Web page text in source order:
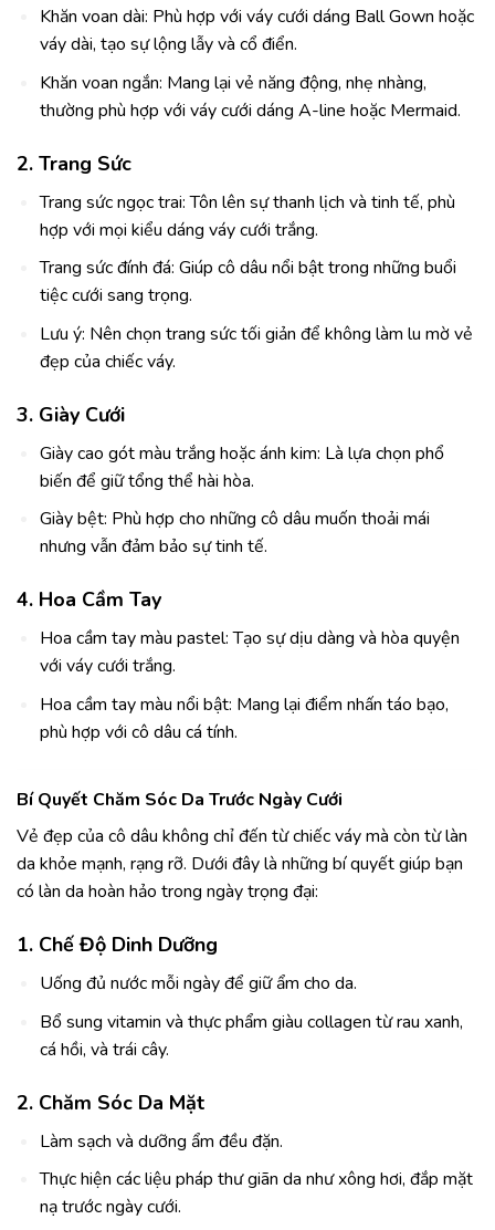
Khăn voan dài: Phù hợp với váy cưới dáng Ball Gown hoặc
váy dài, tạo sự lộng lẫy và cổ điển.
Khăn voan ngắn: Mang lại vẻ năng động, nhẹ nhàng,
thường phù hợp với váy cưới dáng A-line hoặc Mermaid.
2. Trang Sức
Trang sức ngọc trai: Tôn lên sự thanh lịch và tinh tế, phù
hợp với mọi kiểu dáng váy cưới trắng.
Trang sức đính đá: Giúp cô dâu nổi bật trong những buổi
tiệc cưới sang trọng.
Lưu ý: Nên chọn trang sức tối giản để không làm lu mờ vẻ
đẹp của chiếc váy.
3. Giày Cưới
Giày cao gót màu trắng hoặc ánh kim: Là lựa chọn phổ
biến để giữ tổng thể hài hòa.
Giày bệt: Phù hợp cho những cô dâu muốn thoải mái
nhưng vẫn đảm bảo sự tinh tế.
4. Hoa Cầm Tay
Hoa cầm tay màu pastel: Tạo sự dịu dàng và hòa quyện
với váy cưới trắng.
Hoa cầm tay màu nổi bật: Mang lại điểm nhấn táo bạo,
phù hợp với cô dâu cá tính.
Bí Quyết Chăm Sóc Da Trước Ngày Cưới
Vẻ đẹp của cô dâu không chỉ đến từ chiếc váy mà còn từ làn
da khỏe mạnh, rạng rỡ. Dưới đây là những bí quyết giúp bạn
có làn da hoàn hảo trong ngày trọng đại:
1. Chế Độ Dinh Dưỡng
Uống đủ nước mỗi ngày để giữ ẩm cho da.
Bổ sung vitamin và thực phẩm giàu collagen từ rau xanh,
cá hồi, và trái cây.
2. Chăm Sóc Da Mặt
Làm sạch và dưỡng ẩm đều đặn.
Thực hiện các liệu pháp thư giãn da như xông hơi, đắp mặt
nạ trước ngày cưới.